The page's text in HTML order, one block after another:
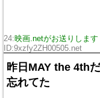
24:映画.netがお送りします
ID:9xzfy2ZH00505.net
昨日MAY the 4th
忘れてた